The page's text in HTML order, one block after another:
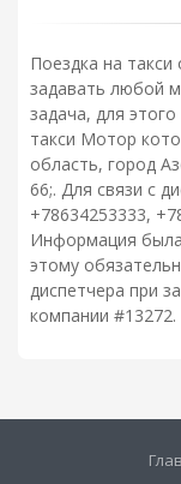
Поездка на
задавать любой
задача, для
такси Мотор
область, город
66;. Для связи с
+78634253333,
Информация
этому
диспетчера при
компании #13272.